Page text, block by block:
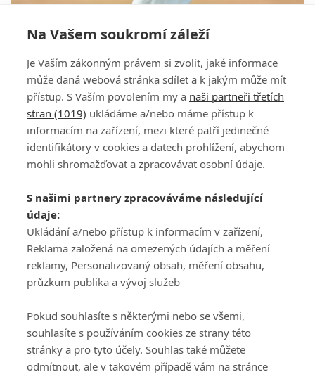
Na Vašem soukromí záleží
Je Vaším zákonným právem si zvolit, jaké informace
může daná webová stránka sdílet a k jakým může mít
přístup. S Vaším povolením my a naši partneři třetích
stran (1019) ukládáme a/nebo máme přístup k
informacím na zařízení, mezi které patří jedinečné
identifikátory v cookies a datech prohlížení, abychom
mohli shromažďovat a zpracovávat osobní údaje.
S našimi partnery zpracováváme následující
údaje:
Ukládání a/nebo přístup k informacím v zařízení,
Reklama založená na omezených údajích a měření
reklamy, Personalizovaný obsah, měření obsahu,
průzkum publika a vývoj služeb
Pokud souhlasíte s některými nebo se všemi,
souhlasíte s používáním cookies ze strany této
stránky a pro tyto účely. Souhlas také můžete
odmítnout, ale v takovém případě vám na stránce
Women's Open dala na ránu. Korda atakuje TOP
Všeobecné obchodní
podmínky služby
GolfExtra.cz Premium
Podmínky zpracování
osobních údajů při
GolfExtra
Ceník GolfExtra.cz
Premium
Doporučené odkazy
ATV CZ, s.r.o.
140 00 Praha 4